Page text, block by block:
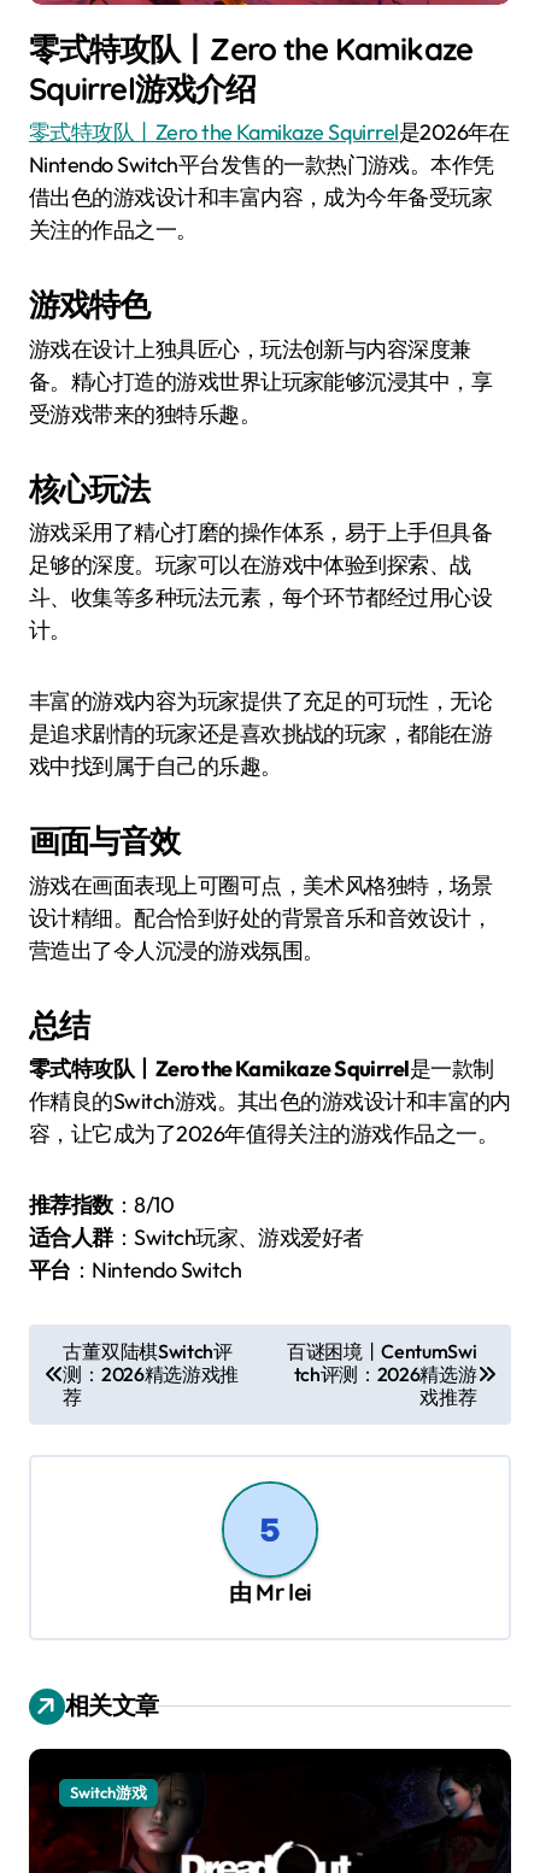
零式特攻队丨Zero the Kamikaze
Squirrel游戏介绍
零式特攻队丨Zero the Kamikaze Squirrel是2026年在
Nintendo Switch平台发售的一款热门游戏。本作凭
借出色的游戏设计和丰富内容，成为今年备受玩家
关注的作品之一。
游戏特色
游戏在设计上独具匠心，玩法创新与内容深度兼
备。精心打造的游戏世界让玩家能够沉浸其中，享
受游戏带来的独特乐趣。
核心玩法
游戏采用了精心打磨的操作体系，易于上手但具备
足够的深度。玩家可以在游戏中体验到探索、战
斗、收集等多种玩法元素，每个环节都经过用心设
计。
丰富的游戏内容为玩家提供了充足的可玩性，无论
是追求剧情的玩家还是喜欢挑战的玩家，都能在游
戏中找到属于自己的乐趣。
画面与音效
游戏在画面表现上可圈可点，美术风格独特，场景
设计精细。配合恰到好处的背景音乐和音效设计，
营造出了令人沉浸的游戏氛围。
总结
零式特攻队丨Zero the Kamikaze Squirrel是一款制
作精良的Switch游戏。其出色的游戏设计和丰富的内
容，让它成为了2026年值得关注的游戏作品之一。
推荐指数：8/10
适合人群：Switch玩家、游戏爱好者
平台 ：Nintendo Switch
章
导
航
古董双陆棋Switch评
测：2026精选游戏推
荐
百谜困境丨CentumSwi
tch评测：2026精选游
戏推荐
由 Mr lei
相关文章
Switch游戏